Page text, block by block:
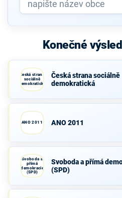
Konečné
Česká strana
sociálně
demokratická
Česká strana sociálně
demokratická
ANO 2011 ANO 2011
Svoboda a
přímá
demokracie
(SPD)
Svoboda a přímá
(SPD)